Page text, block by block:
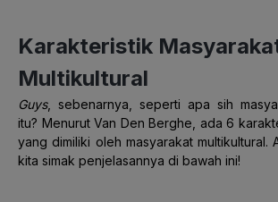
Karakteristik
Multikultural
Guys, sebenarnya, seperti apa sih
itu? Menurut Van Den Berghe, ada 6
yang dimiliki oleh masyarakat multikultural.
kita simak penjelasannya di bawah ini!